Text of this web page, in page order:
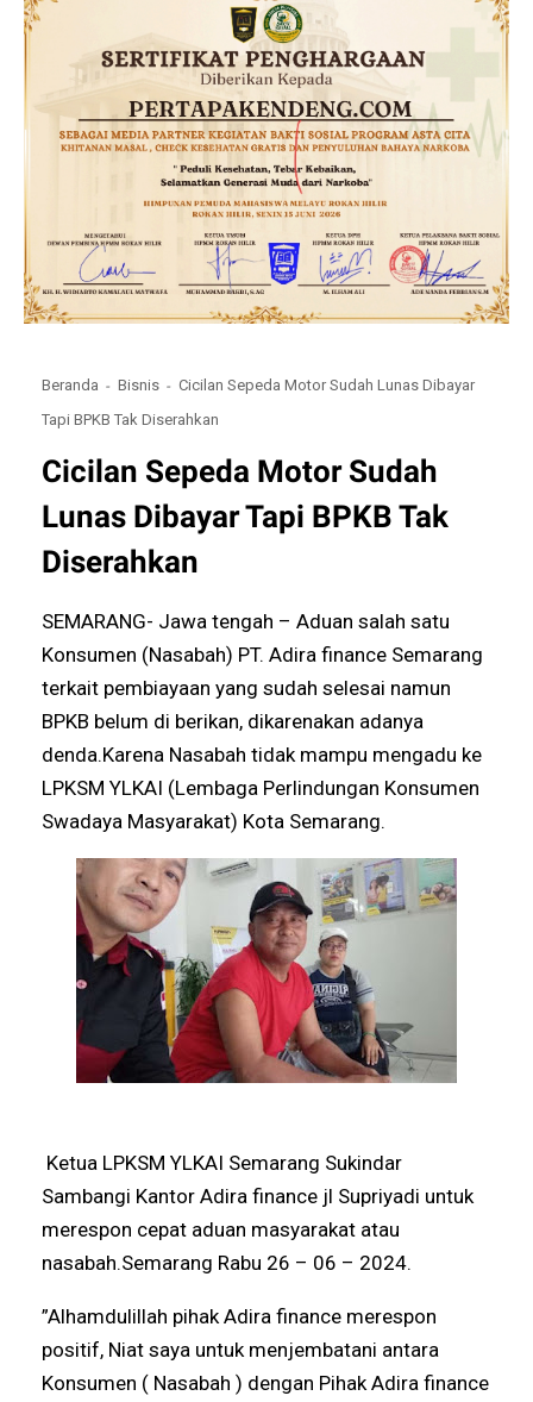
Beranda Bisnis
Cicilan Sepeda Motor Sudah Lunas Dibayar
Tapi BPKB Tak Diserahkan
Cicilan Sepeda Motor Sudah
Lunas Dibayar Tapi BPKB Tak
Diserahkan
SEMARANG- Jawa tengah – Aduan salah satu
Konsumen (Nasabah) PT. Adira finance Semarang
terkait pembiayaan yang sudah selesai namun
BPKB belum di berikan, dikarenakan adanya
denda.Karena Nasabah tidak mampu mengadu ke
LPKSM YLKAI (Lembaga Perlindungan Konsumen
Swadaya Masyarakat) Kota Semarang.
Ketua LPKSM YLKAI Semarang Sukindar
Sambangi Kantor Adira finance jl Supriyadi untuk
merespon cepat aduan masyarakat atau
nasabah.Semarang Rabu 26 – 06 – 2024.
”Alhamdulillah pihak Adira finance merespon
positif, Niat saya untuk menjembatani antara
Konsumen ( Nasabah ) dengan Pihak Adira finance